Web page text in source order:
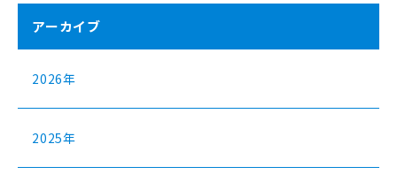
アーカイブ
2026年
2025年